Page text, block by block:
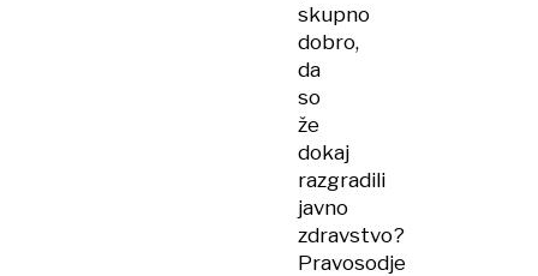
skupno
dobro,
da
so
že
dokaj
razgradili
javno
zdravstvo?
Pravosodje